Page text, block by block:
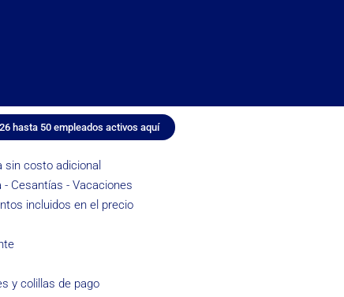
hasta 50 empleados activos aquí
sin costo adicional
Cesantías - Vacaciones
incluidos en el precio
y colillas de pago